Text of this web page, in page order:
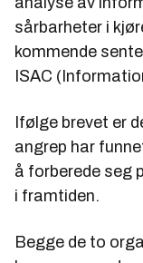
sårbarheter i
kommende
ISAC
Ifølge brevet er
angrep har
å forberede seg
i framtiden.
Begge de to